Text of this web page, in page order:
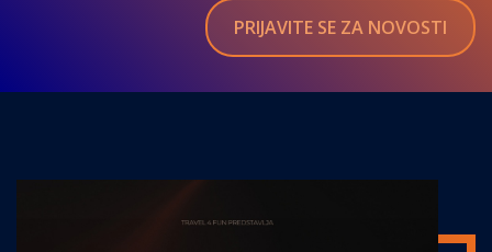
PRIJAVITE SE ZA NOVOSTI